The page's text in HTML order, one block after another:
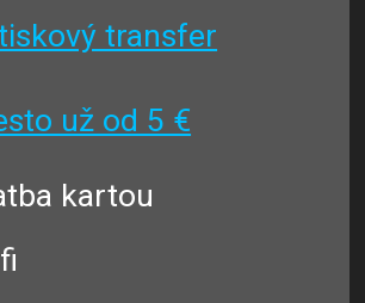
transfer
už od 5 €
kartou